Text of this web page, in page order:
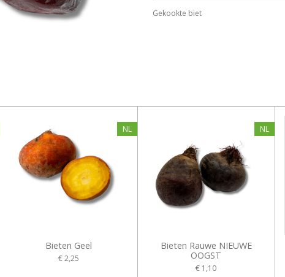
Gekookte biet
NL
Bieten Geel
€ 2,25
NL
Bieten Rauwe NIEUWE
OOGST
€ 1,10